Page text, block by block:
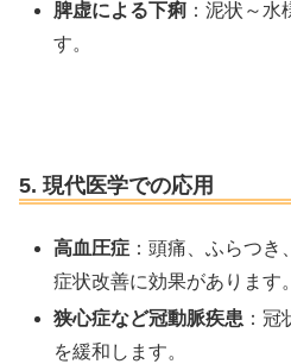
脾虚による下痢 ：泥状～
す。
5. 現代医学での応用
高血圧症 ：頭痛、ふらつ
症状改善に効果があります。
狭心症など冠動脈疾患 ：
を緩和します。